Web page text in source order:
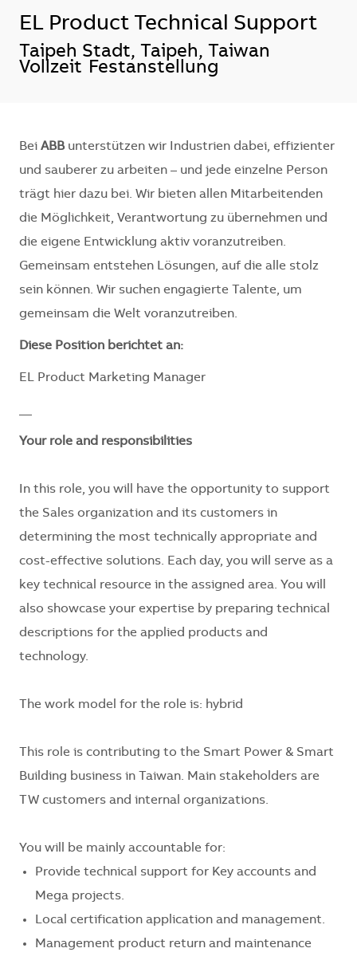
EL Product Technical Support
Standort
Taipeh Stadt, Taipeh, Taiwan
Vollzeit Festanstellung
Bei ABBunterstützen wir Industrien dabei, effizienter
und sauberer zu arbeiten – und jede einzelne Person
trägt hier dazu bei. Wir bieten allen Mitarbeitenden
die Möglichkeit, Verantwortung zu übernehmen und
die eigene Entwicklung aktiv voranzutreiben.
Gemeinsam entstehen Lösungen, auf die alle stolz
sein können. Wir suchen engagierte Talente, um
gemeinsam die Welt voranzutreiben.
Diese Position berichtet an:
EL Product Marketing Manager
Your role and responsibilities
In this role, you will have the opportunity to support
the Sales organization and its customers in
determining the most technically appropriate and
cost-effective solutions. Each day, you will serve as a
key technical resource in the assigned area. You will
also showcase your expertise by preparing technical
descriptions for the applied products and
technology.
The work model for the role is: hybrid
This role is contributing to the Smart Power & Smart
Building business in
Taiwan. Main stakeholders are
TW customers and internal organizations.
You will be mainly accountable for:
Provide technical support for Key accounts and
Mega projects.
Local certification application and management.
Management product return and maintenance